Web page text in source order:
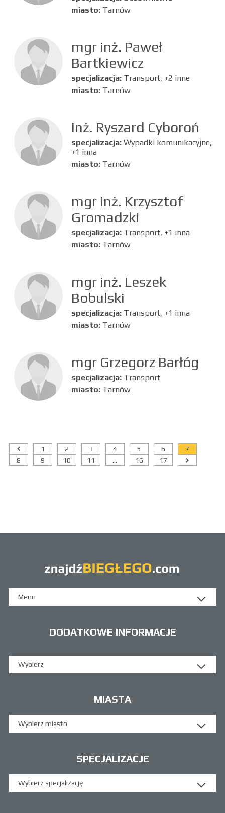
miasto: Tarnów
mgr inż. Paweł
Bartkiewicz
specjalizacja: Transport, +2 inne
miasto: Tarnów
inż. Ryszard Cyboroń
specjalizacja: Wypadki komunikacyjne,
+1 inna
miasto: Tarnów
mgr inż. Krzysztof
Gromadzki
specjalizacja: Transport, +1 inna
miasto: Tarnów
mgr inż. Leszek
Bobulski
specjalizacja: Transport, +1 inna
miasto: Tarnów
mgr Grzegorz Barłóg
specjalizacja: Transport
miasto: Tarnów
1 2 3 4 5 6
7
8
9 10 11 ... 16 17
Menu
DODATKOWE INFORMACJE
Wybierz
MIASTA
Wybierz miasto
SPECJALIZACJE
Wybierz specjalizację